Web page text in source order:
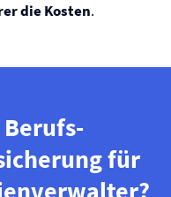
die Kosten.
Berufs­
für